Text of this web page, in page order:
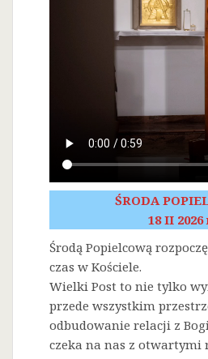
ŚRODA
18 II 2026
Środą Popielcową
czas w Kościele.
Wielki Post to nie tylko
przede wszystkim
odbudowanie relacji z
czeka na nas z otwartymi